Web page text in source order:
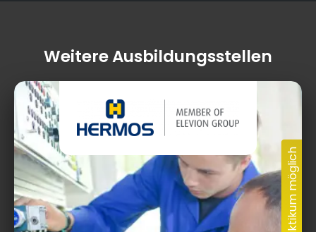
Weitere Ausbildungsstellen